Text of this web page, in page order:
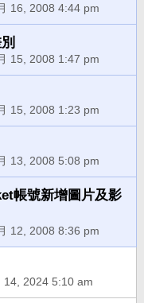
16, 2008 4:44 pm
15, 2008 1:47 pm
15, 2008 1:23 pm
13, 2008 5:08 pm
帳號新增圖片及影
12, 2008 8:36 pm
14, 2024 5:10 am